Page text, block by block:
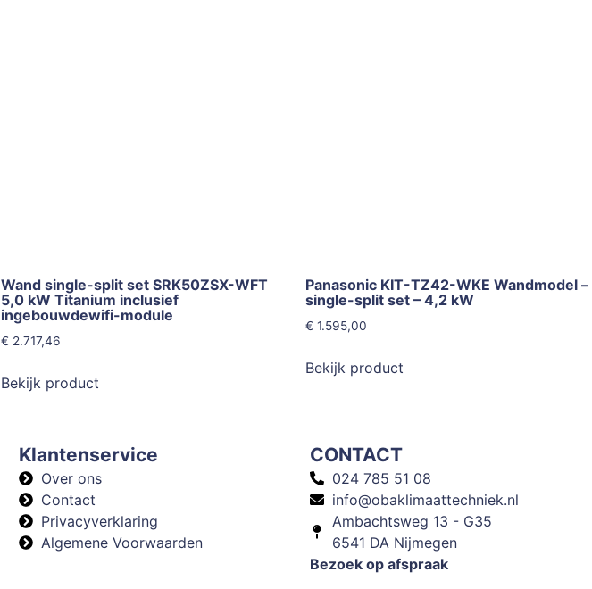
Wand single-split set SRK50ZSX-WFT
5,0 kW Titanium inclusief
ingebouwdewifi-module
€ 2.717,46
Bekijk product
Panasonic KIT-TZ42-WKE Wandmodel –
single-split set – 4,2 kW
€ 1.595,00
Bekijk product
Klantenservice
Over ons
Contact
Privacyverklaring
Algemene Voorwaarden
CONTACT
024 785 51 08
info@obaklimaattechniek.nl
Ambachtsweg 13 - G35
6541 DA Nijmegen
Bezoek op afspraak